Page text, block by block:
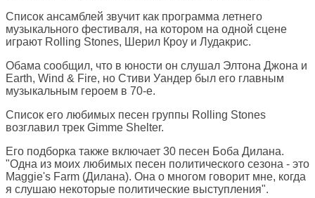
Список ансамблей звучит как программа летнего
музыкального фестиваля, на котором на одной сцене
играют Rolling Stones, Шерил Кроу и Лудакрис.
Обама сообщил, что в юности он слушал Элтона Джона и
Earth, Wind & Fire, но Стиви Уандер был его главным
музыкальным героем в 70-е.
Список его любимых песен группы Rolling Stones
возглавил трек Gimme Shelter.
Его подборка также включает 30 песен Боба Дилана.
"Одна из моих любимых песен политического сезона - это
Maggie's Farm (Дилана). Она о многом говорит мне, когда
я слушаю некоторые политические выступления".